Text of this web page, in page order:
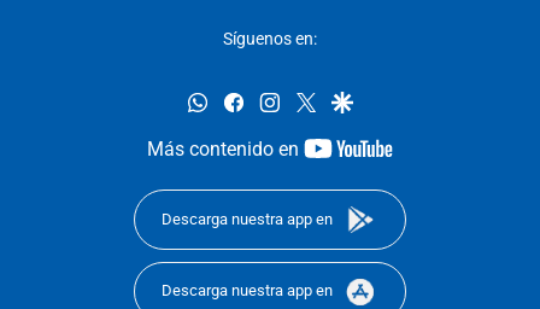
Síguenos en:
whatsappfacebookinstagram
twittergoogle
Más contenido en
youtube-
Descarga nuestra app en
Descarga nuestra app en